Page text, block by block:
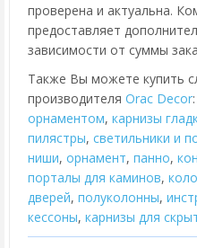
проверена и актуальна.
предоставляет
зависимости от суммы
Также Вы можете купить
производителя Orac Decor:
орнаментом, карнизы
пилястры, cветильники и
ниши, орнамент, панно,
порталы для каминов,
дверей, полуколонны,
кессоны, карнизы для